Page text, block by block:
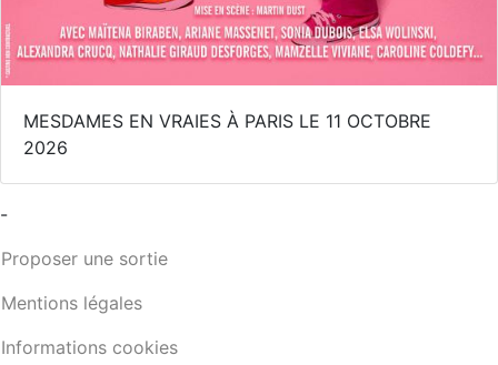
MESDAMES EN VRAIES À PARIS LE 11 OCTOBRE
2026
-
Proposer une sortie
Mentions légales
Informations cookies